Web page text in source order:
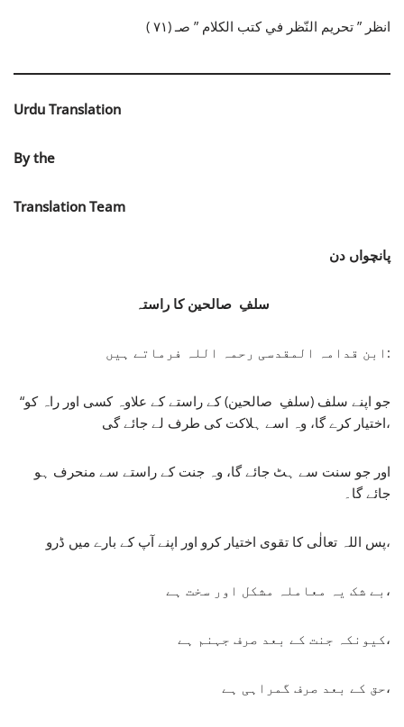
انظر ” تحريم النّظر في كتب الكلام ” صـ (٧١ )
Urdu Translation
By the
Translation Team
پانچواں دن
سلفِ صالحین کا راستہ
ابن قدامہ المقدسی رحمہ اللہ فرماتے ہیں:
“جو اپنے سلف (سلفِ صالحین) کے راستے کے علاوہ کسی اور راہ کو
اختیار کرے گا، وہ اسے ہلاکت کی طرف لے جائے گی،
اور جو سنت سے ہٹ جائے گا، وہ جنت کے راستے سے منحرف ہو
جائے گا۔
پس اللہ تعالٰی کا تقوی اختیار کرو اور اپنے آپ کے بارے میں ڈرو،
بے شک یہ معاملہ مشکل اور سخت ہے،
کیونکہ جنت کے بعد صرف جہنم ہے،
حق کے بعد صرف گمراہی ہے،